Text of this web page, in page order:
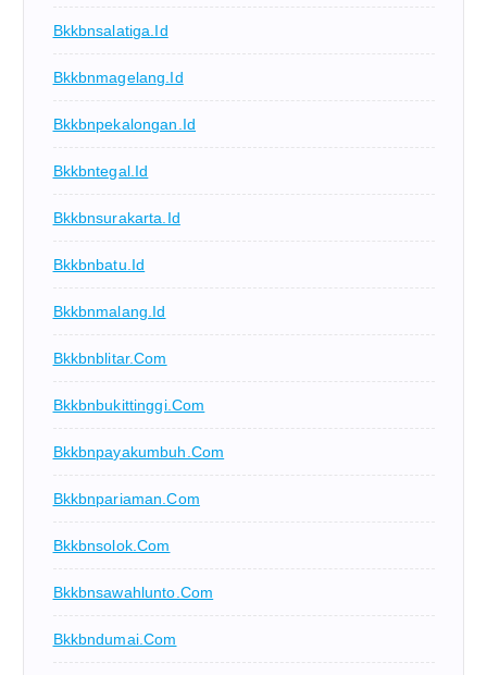
Bkkbnsalatiga.id
Bkkbnmagelang.id
Bkkbnpekalongan.id
Bkkbntegal.id
Bkkbnsurakarta.id
Bkkbnbatu.id
Bkkbnmalang.id
Bkkbnblitar.com
Bkkbnbukittinggi.com
Bkkbnpayakumbuh.com
Bkkbnpariaman.com
Bkkbnsolok.com
Bkkbnsawahlunto.com
Bkkbndumai.com